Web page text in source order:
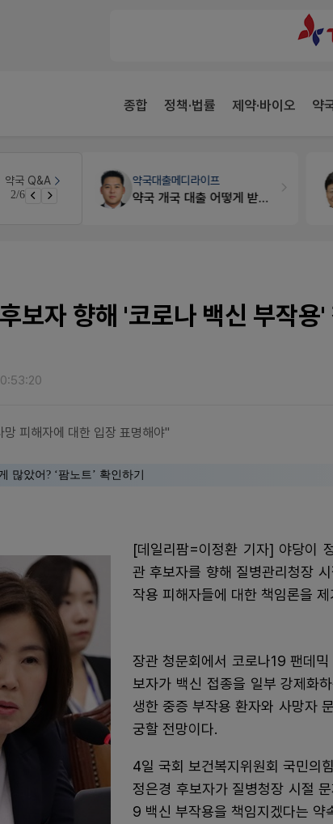
종합 정책·법률 제약·바이오 약
약국 Q&A
3/6 약국 개국 대출 어떻게 받아야할지 어렵습니다
세무·노무팜텍스
노동자의 날 수당계산은 어떻게 되나요
보자 향해 '코로나 백신 부작용'
망 피해자에 대한 입장 표명해야"
많았어? ‘팜노트’ 확인하기
[데일리팜=이정환 기자] 야당이
관 후보자를 향해 질병관리청장
작용 피해자들에 대한 책임론을
장관 청문회에서 코로나19 팬데
보자가 백신 접종을 일부 강제화
생한 중증 부작용 환자와 사망자
궁할 전망이다.
4일 국회 보건복지위원회 국민의
정은경 후보자가 질병청장 시절
9 백신 부작용을 책임지겠다는 약